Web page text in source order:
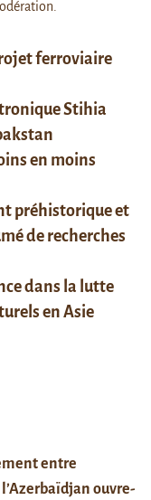
ferroviaire
Stihia
en moins
préhistorique et
de recherches
dans la lutte
en Asie
entre
ouvre-